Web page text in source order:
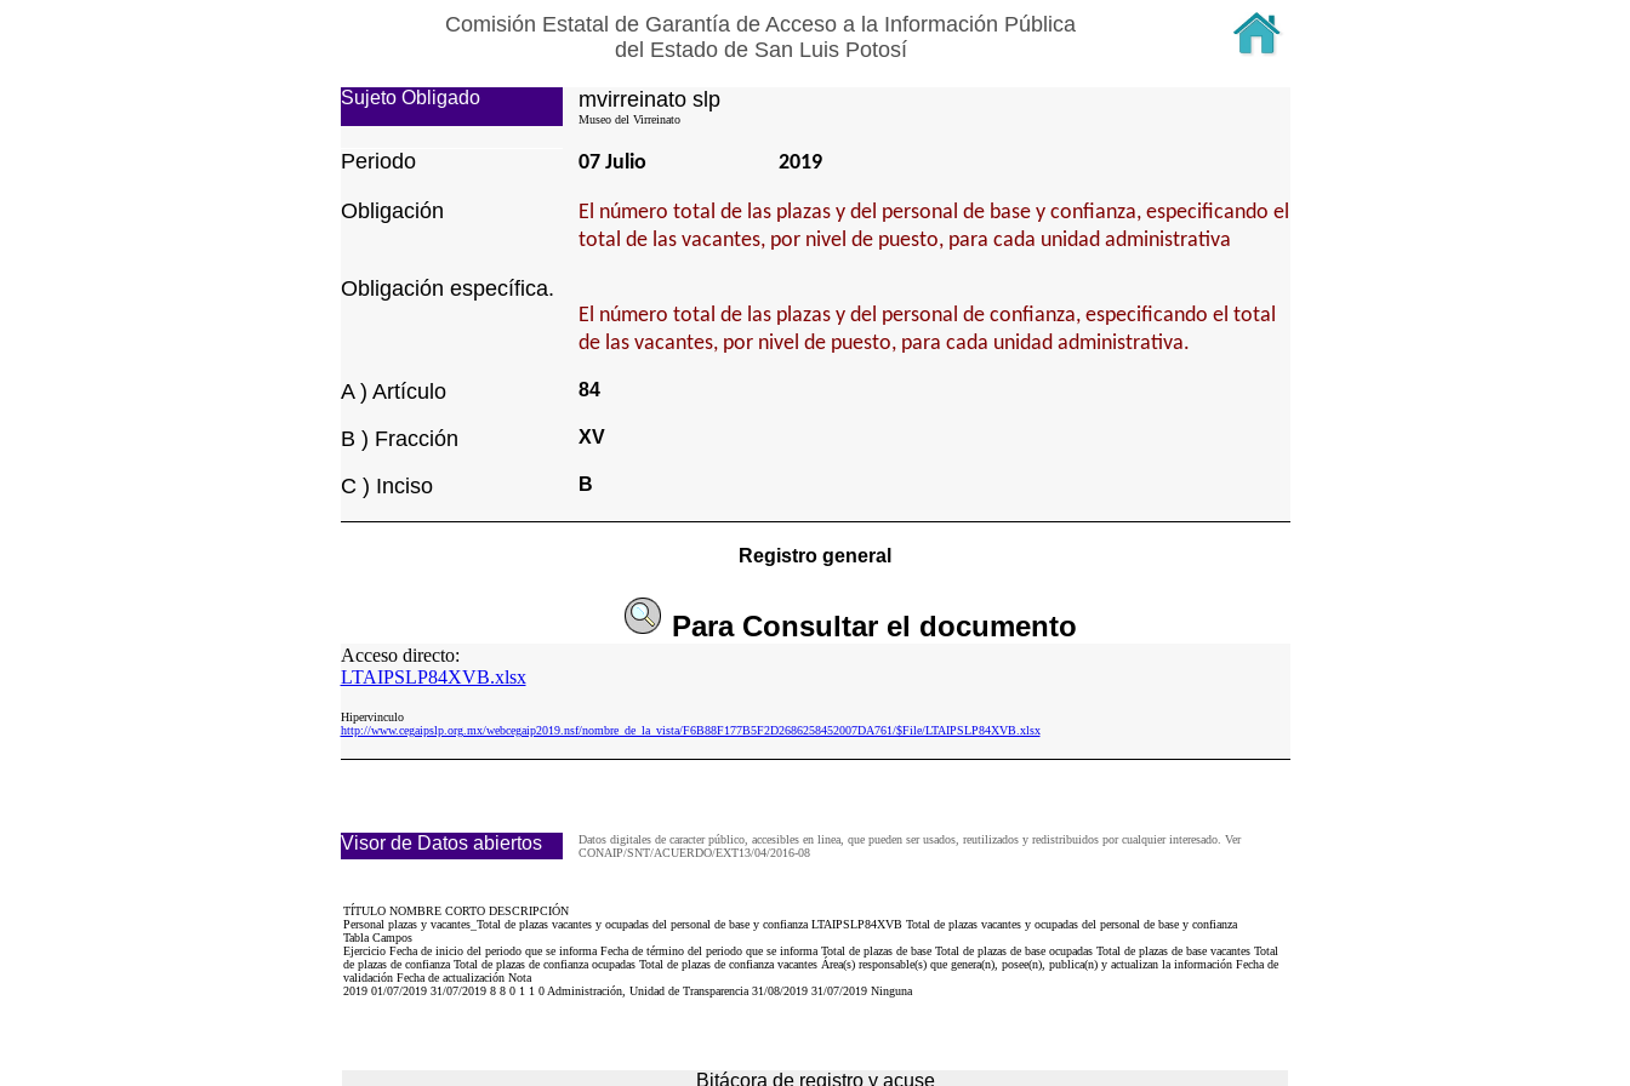
Comisión Estatal de Garantía de Acceso a la Información Pública
del Estado de San Luis Potosí
Sujeto Obligado mvirreinato slp
Museo del Virreinato
Periodo 07 Julio 2019
Obligación
El número total de las plazas y del personal de base y confianza, especificando el
total de las vacantes, por nivel de puesto, para cada unidad administrativa
Obligación específica.
El número total de las plazas y del personal de confianza, especificando el total
de las vacantes, por nivel de puesto, para cada unidad administrativa.
A ) Artículo 84
B ) Fracción XV
C ) Inciso B
Registro general
Para Consultarel documento
Acceso directo:
LTAIPSLP84XVB.xlsx
Hipervinculo
http://www.cegaipslp.org.mx/webcegaip2019.nsf/nombre_de_la_vista/F6B88F177B5F2D2686258452007DA761/$File/LTAIPSLP84XVB.xlsx
Visor de Datos abiertos
Datos digitales de caracter público, accesibles en linea, que pueden ser usados, reutilizados y redistribuidos por cualquier interesado. Ver
CONAIP/SNT/ACUERDO/EXT13/04/2016-08
TÍTULO NOMBRE CORTO DESCRIPCIÓN
Personal plazas y vacantes_Total de plazas vacantes y ocupadas del personal de base y confianza LTAIPSLP84XVB Total de plazas vacantes y ocupadas del personal de base y confianza
Tabla Campos
Ejercicio Fecha de inicio del periodo que se informa Fecha de término del periodo que se informa Total de plazas de base Total de plazas de base ocupadas Total de plazas de base vacantes Total
de plazas de confianza Total de plazas de confianza ocupadas Total de plazas de confianza vacantes Área(s) responsable(s) que genera(n), posee(n), publica(n) y actualizan la información Fecha de
validación Fecha de actualización Nota
2019 01/07/2019 31/07/2019 8 8 0 1 1 0 Administración, Unidad de Transparencia 31/08/2019 31/07/2019 Ninguna
Bitácora de registro y acuse